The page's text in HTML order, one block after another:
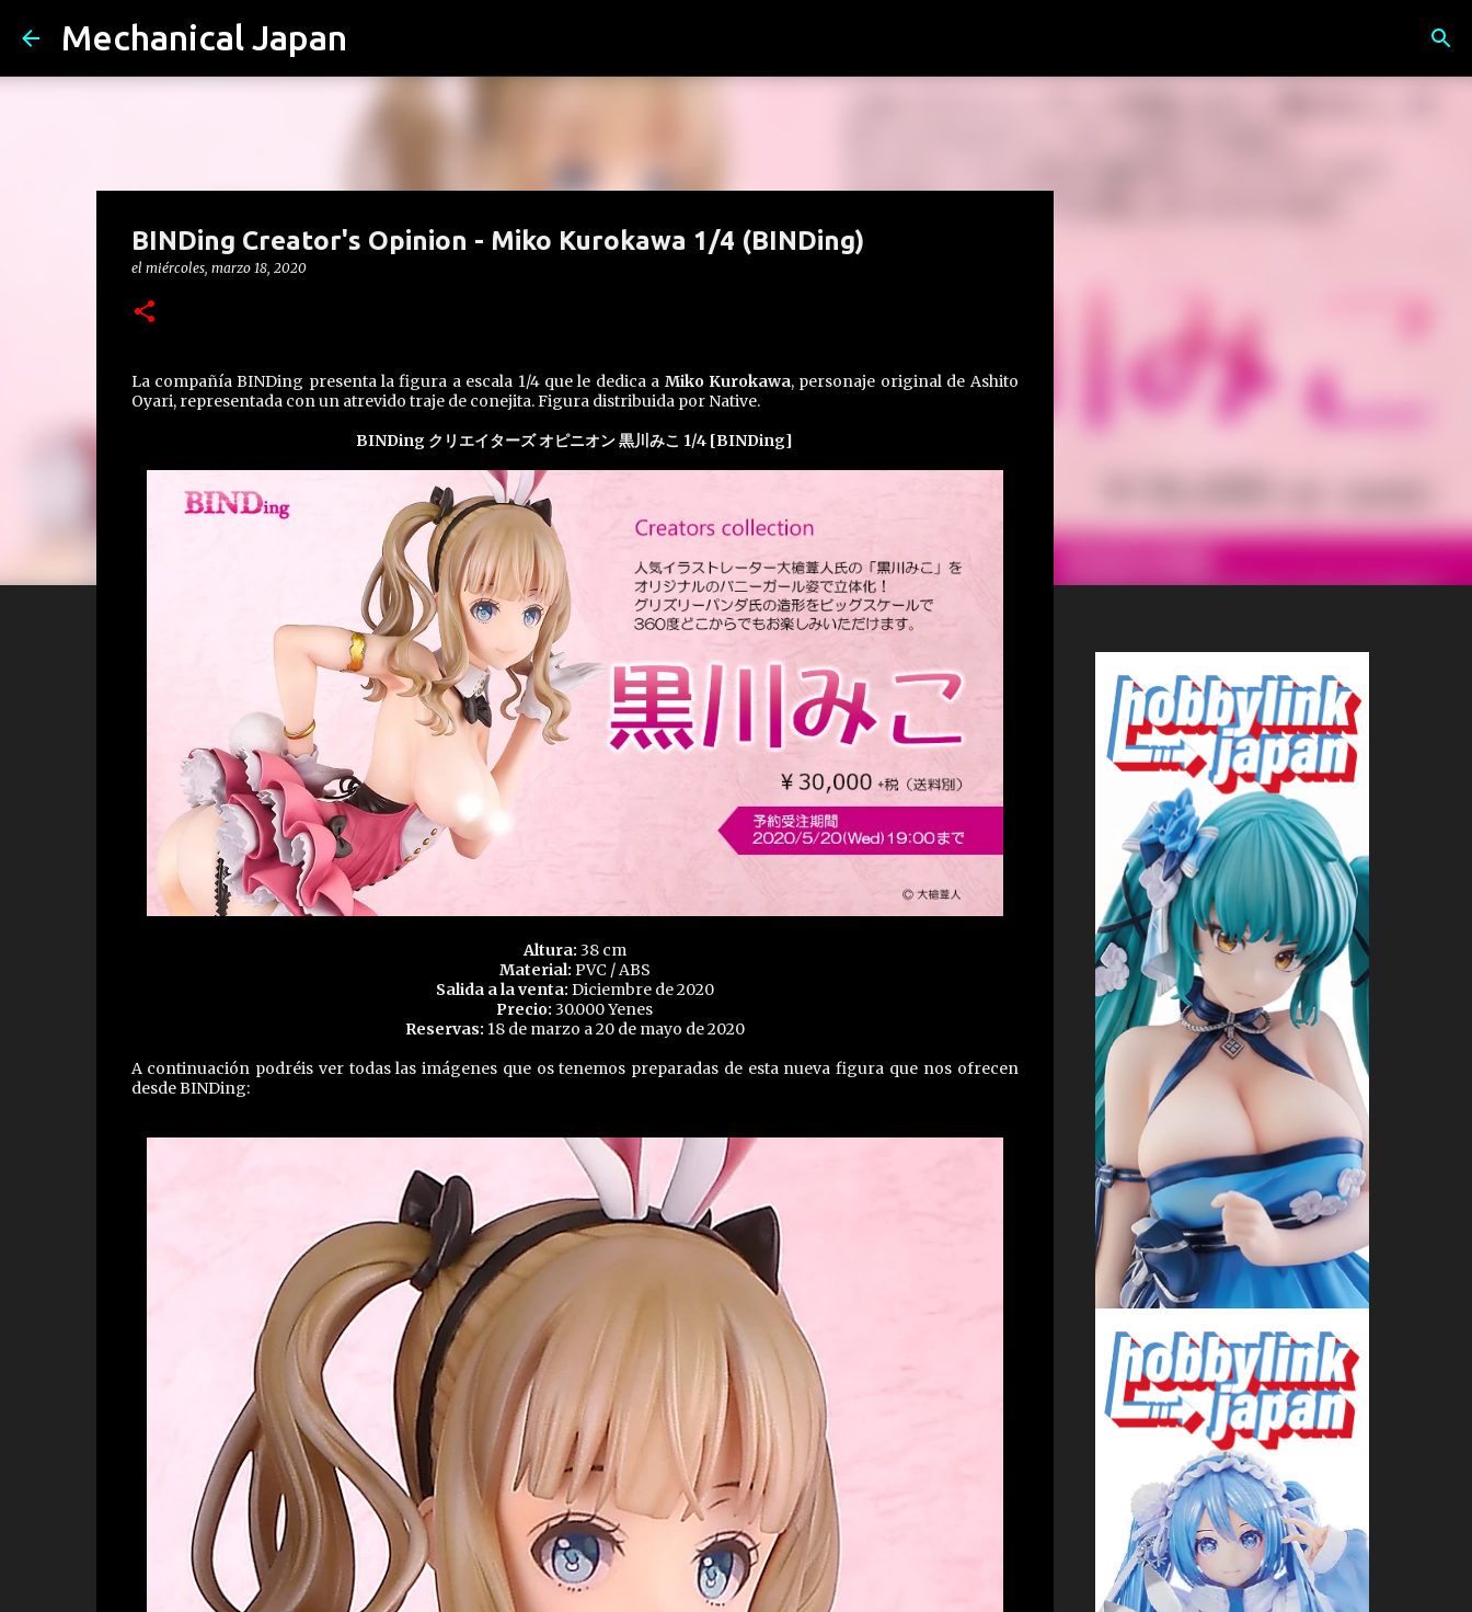
Mechanical Japan
BINDing Creator's Opinion - Miko Kurokawa 1/4 (BINDing)
el miércoles, marzo 18, 2020
La compañía BINDing presenta la figura a escala 1/4 que le dedica a Miko Kurokawa, personaje original de Ashito
Oyari, representada con un atrevido traje de conejita. Figura distribuida por Native.
BINDing クリエイターズ オピニオン 黒川みこ 1/4 [BINDing]
Altura: 38 cm
Material: PVC / ABS
Salida a la venta: Diciembre de 2020
Precio: 30.000 Yenes
Reservas: 18 de marzo a 20 de mayo de 2020
A continuación podréis ver todas las imágenes que os tenemos preparadas de esta nueva figura que nos ofrecen
desde BINDing: